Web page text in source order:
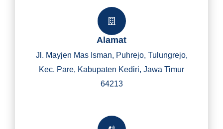
Alamat
Jl. Mayjen Mas Isman, Puhrejo, Tulungrejo,
Kec. Pare, Kabupaten Kediri, Jawa Timur
64213